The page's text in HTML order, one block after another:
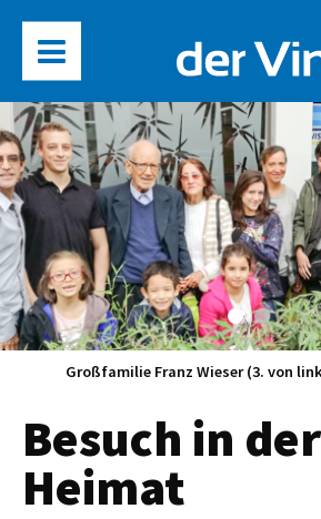
Großfamilie Franz Wieser (3. von
Besuch in
Heimat